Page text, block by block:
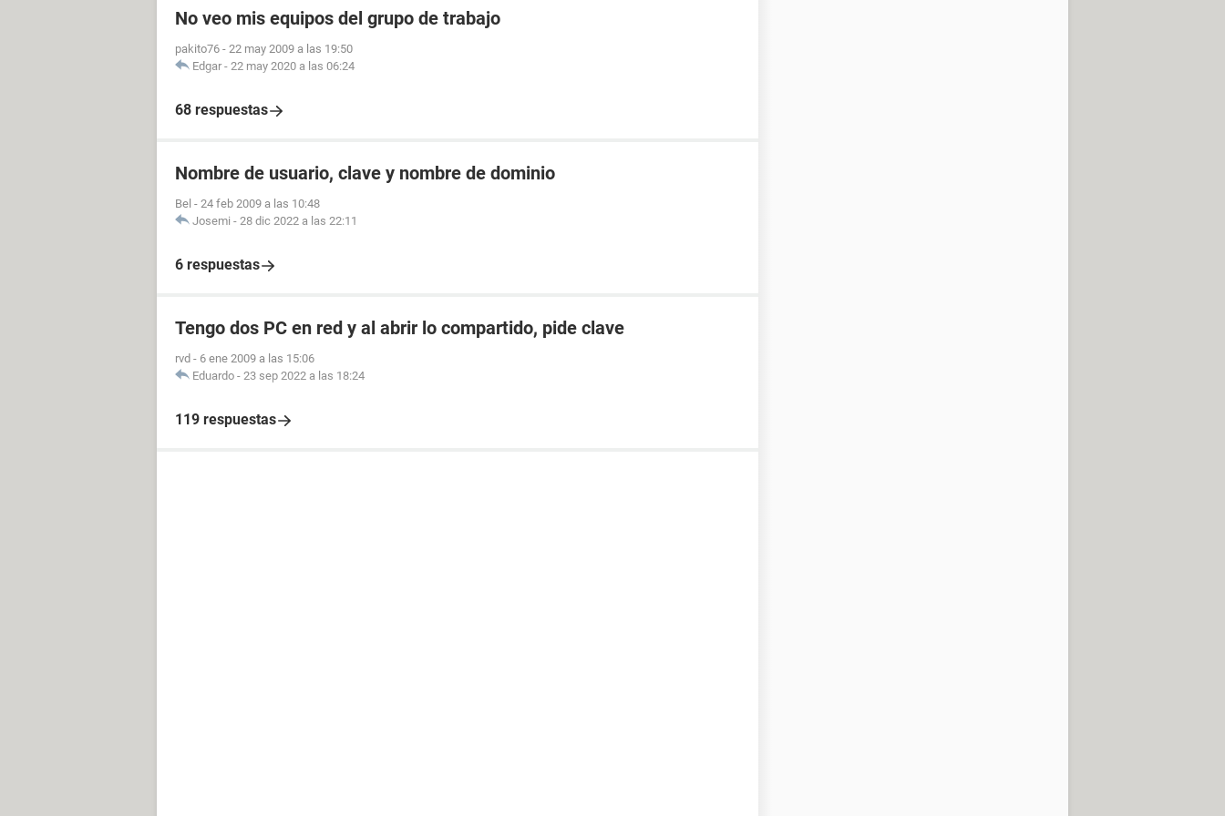
No veo mis equipos del grupo de trabajo
pakito76 - 22 may 2009 a las 19:50
Edgar - 22 may 2020 a las 06:24
68 respuestas
Nombre de usuario, clave y nombre de dominio
Bel - 24 feb 2009 a las 10:48
Josemi - 28 dic 2022 a las 22:11
6 respuestas
Tengo dos PC en red y al abrir lo compartido, pide clave
rvd - 6 ene 2009 a las 15:06
Eduardo - 23 sep 2022 a las 18:24
119 respuestas